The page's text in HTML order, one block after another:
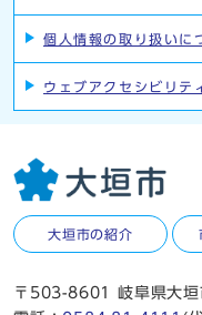
個人情報の取り扱いに
ウェブアクセシビリテ
大垣市の紹介
〒503-8601 岐阜県大